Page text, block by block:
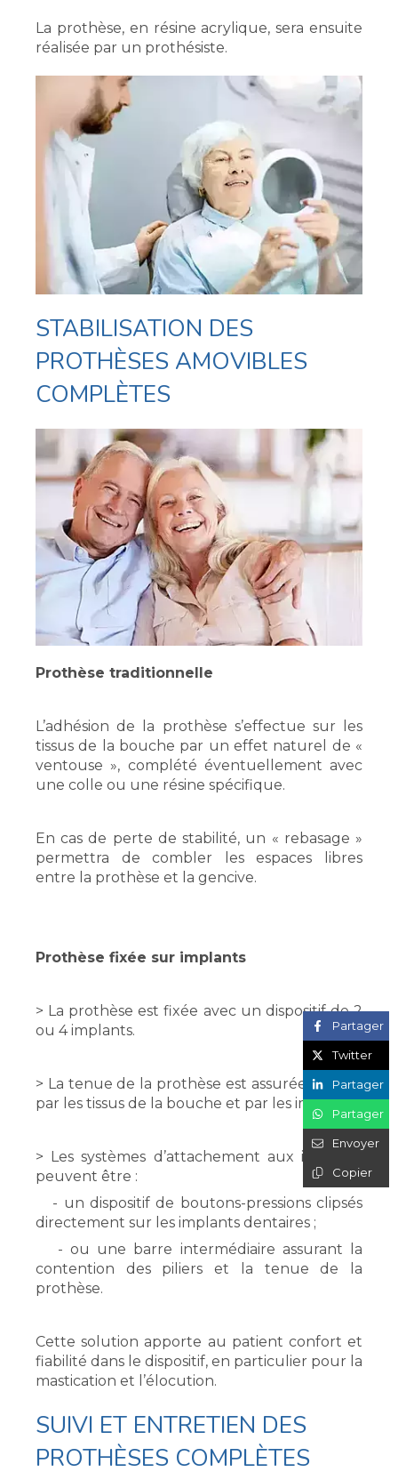
La prothèse, en résine acrylique, sera ensuite
réalisée par un prothésiste.
STABILISATION DES
PROTHÈSES AMOVIBLES
COMPLÈTES
Prothèse traditionnelle
L’adhésion de la prothèse s’effectue sur les
tissus de la bouche par un effet naturel de «
ventouse », complété éventuellement avec
une colle ou une résine spécifique.
En cas de perte de stabilité, un « rebasage »
permettra de combler les espaces libres
entre la prothèse et la gencive.
Prothèse fixée sur implants
> La prothèse est fixée avec un dispositif de 2
ou 4 implants.
> La tenue de la prothèse est assurée à la fois
par les tissus de la bouche et par les implants.
> Les systèmes d’attachement aux implants
peuvent être :
- un dispositif de boutons-pressions clipsés
directement sur les implants dentaires ;
- ou une barre intermédiaire assurant la
contention des piliers et la tenue de la
prothèse.
Cette solution apporte au patient confort et
fiabilité dans le dispositif, en particulier pour la
mastication et l’élocution.
SUIVI ET ENTRETIEN DES
PROTHÈSES COMPLÈTES
Partager
Twitter
Partager
Partager
Envoyer
Copier